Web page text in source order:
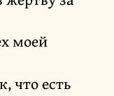
моей
что есть